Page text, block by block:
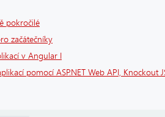
pokročilé
začátečníky
v Angular I
pomocí ASP.NET Web API, Knockout